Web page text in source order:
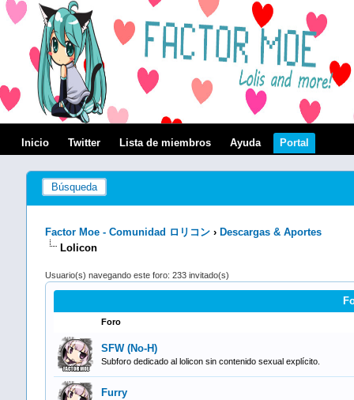
Inicio Twitter Lista de miembros Ayuda Portal
Búsqueda
Factor Moe - Comunidad ロリコン › Descargas & Aportes
Lolicon
Usuario(s) navegando este foro: 233 invitado(s)
Foro
SFW (No-H)
Subforo dedicado al lolicon sin contenido sexual explícito.
Furry